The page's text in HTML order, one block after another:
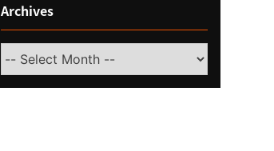
Archives
Select
Month